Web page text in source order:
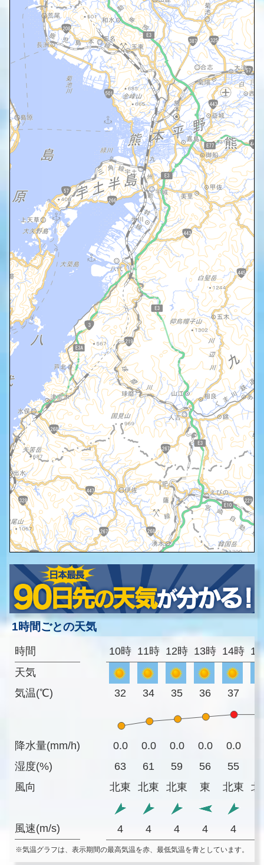
1時間ごとの天気
時間
天気
気温(℃)
降水量(mm/h)
湿度(%)
風向
風速(m/s)
10時 11時 12時 13時 14時
32 34 35 36 37
0.0 0.0 0.0 0.0 0.0
63
61 59 56 55
北東
北東 北東 東 北東 北
4 4 4 4 4
※気温グラフは、表示期間の最高気温を赤、最低気温を青としています。